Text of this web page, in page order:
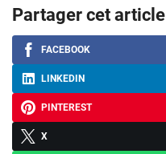
Partager cet article
FACEBOOK
LINKEDIN
PINTEREST
X